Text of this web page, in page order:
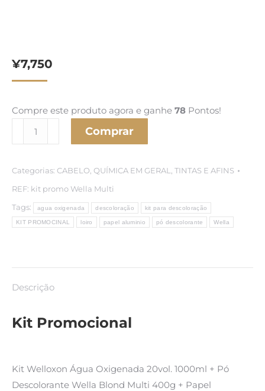
¥7,750
Compre este produto agora e ganhe 78 Pontos!
Promocional
+
Papel
Alumínio
Savonys
Comprar
Categorias: CABELO QUÍMICA EM GERAL
TINTAS E AFINS
REF: kit promo Wella Multi
Tags:
agua oxigenada descoloração kit para descoloração
KIT PROMOCINAL loiro papel aluminio pó descolorante Wella
Descrição
Kit Promocional
Kit Welloxon Água Oxigenada 20vol. 1000ml + Pó
Descolorante Wella Blond Multi 400g + Papel